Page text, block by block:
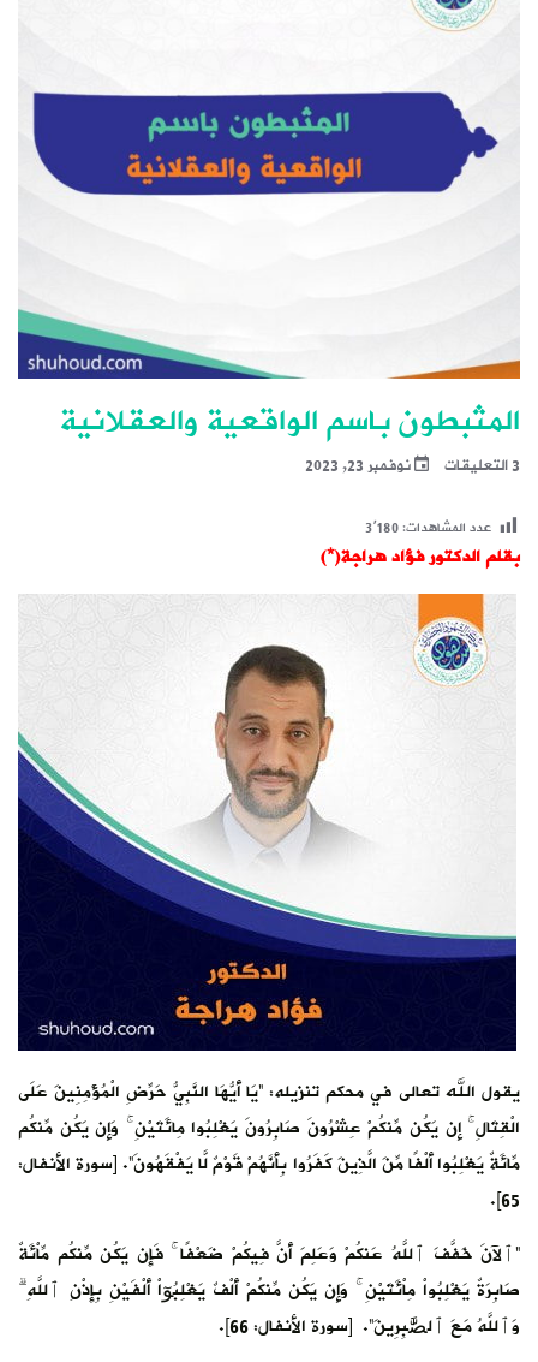
المثبطون باسم الواقعية والعقلانية
3 التعليقات نوفمبر 23, 2023
عدد المشاهدات:3٬180
بقلم الدكتور فؤاد هراجة(*)
يقول الله تعالى في محكم تنزيله: “يَا أَيُّهَا النَّبِيُّ حَرِّضِ الْمُؤْمِنِينَ عَلَى
الْقِتَالِ ۚ إِن يَكُن مِّنكُمْ عِشْرُونَ صَابِرُونَ يَغْلِبُوا مِائَتَيْنِ ۚ وَإِن يَكُن مِّنكُم
مِّائَةٌ يَغْلِبُوا أَلْفًا مِّنَ الَّذِينَ كَفَرُوا بِأَنَّهُمْ قَوْمٌ لَّا يَفْقَهُونَ”. [سورة الأنفال:
65].
“ٱلآنَ خَفَّفَ ٱللَّهُ عَنكُمْ وَعَلِمَ أَنَّ فِيكُمْ ضَعْفًا ۚ فَإِن يَكُن مِّنكُم مِّاْئَةٌ
صَابِرَةٌ يَغْلِبُواْ مِاْئَتَيْنِ ۚ وَإِن يَكُن مِّنكُمْ أَلْفٌ يَغْلِبُوٓاْ أَلْفَيْنِ بِإِذْنِ ٱللَّهِ ۗ
وَٱللَّهُ مَعَ ٱلصَّٰبِرِينَ”. [سورة الأنفال: 66].